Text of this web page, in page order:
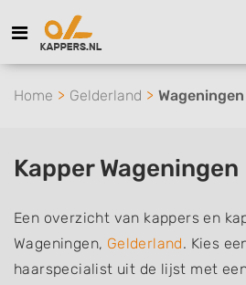
Home Gelderland Wageningen
Kapper Wageningen
Een overzicht van kappers en
Wageningen, Gelderland. Kies
haarspecialist uit de lijst met